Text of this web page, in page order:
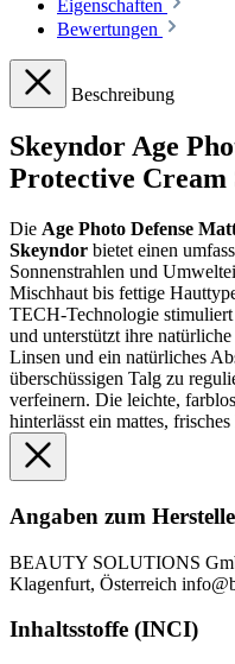
Eigenschaften
Bewertungen
Beschreibung
Skeyndor Age
Protective Cream
Die Age Photo Defense
Skeyndor bietet einen
Sonnenstrahlen und
Mischhaut bis fettige
TECH-Technologie
und unterstützt ihre
Linsen und ein natürliches
überschüssigen Talg zu
verfeinern. Die leichte,
hinterlässt ein mattes,
Angaben zum
BEAUTY SOLUTIONS
Klagenfurt, Österreich
Inhaltsstoffe (INCI)